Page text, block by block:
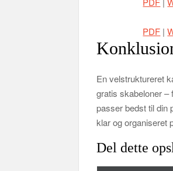
PDF |
En velstruktureret
gratis skabeloner –
passer bedst til din
klar og organiseret
Del dette